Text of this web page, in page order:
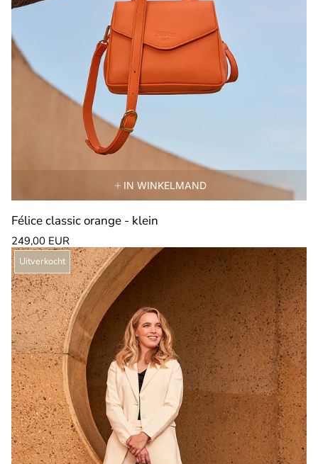
IN WINKELMAND
Félice classic orange - klein
Normale
prijs
249,00 EUR
Productlabel:
Uitverkocht